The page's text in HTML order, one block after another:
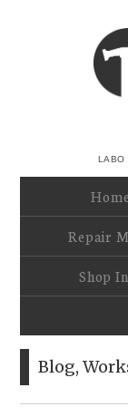
LABO
Home
Repair
Shop
Blog,